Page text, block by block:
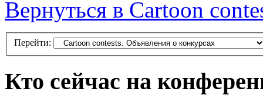
Вернуться в Cartoon
Перейти:
Кто сейчас на